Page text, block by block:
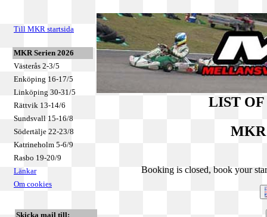
Till MKR startsida
MKR Serien 2026
Västerås 2-3/5
Enköping 16-17/5
Linköping 30-31/5
Rättvik 13-14/6
Sundsvall 15-16/8
Södertälje 22-23/8
Katrineholm 5-6/9
Rasbo 19-20/9
Länkar
Om cookies
Skicka mail till:
LIST OF
MKR
Booking is closed, book your